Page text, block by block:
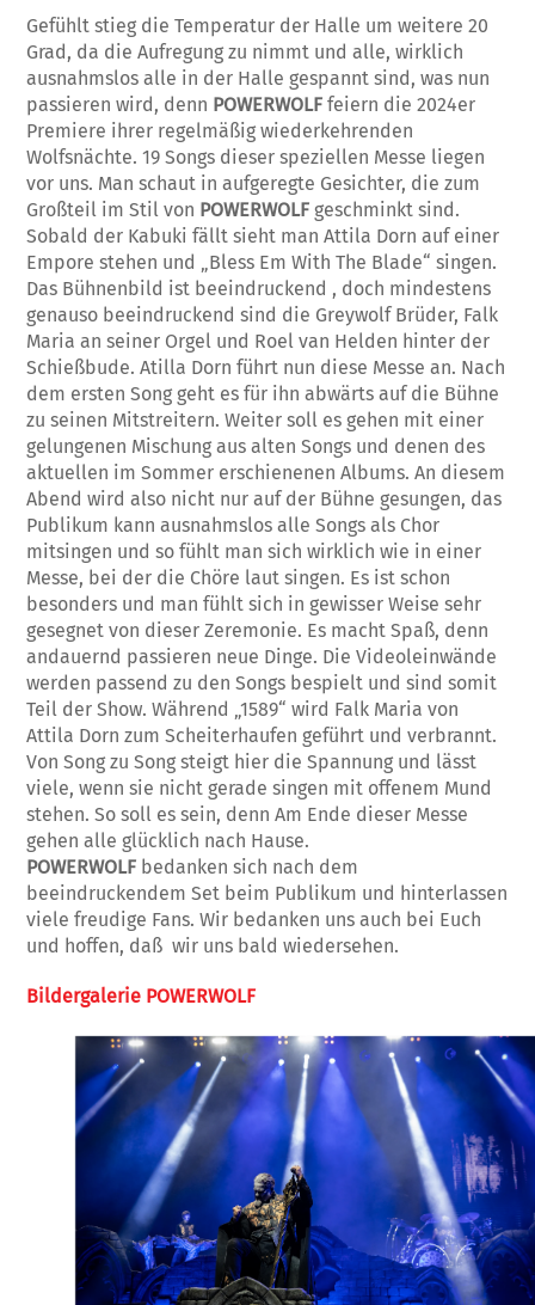
Gefühlt stieg die Temperatur der Halle um weitere 20
Grad, da die Aufregung zu nimmt und alle, wirklich
ausnahmslos alle in der Halle gespannt sind, was nun
passieren wird, denn POWERWOLFfeiern die 2024er
Premiere ihrer regelmäßig wiederkehrenden
Wolfsnächte. 19 Songs dieser speziellen Messe liegen
vor uns. Man schaut in aufgeregte Gesichter, die zum
Großteil im Stil von POWERWOLFgeschminkt sind.
Sobald der Kabuki fällt sieht man Attila Dorn auf einer
Empore stehen und „Bless Em With The Blade“ singen.
Das Bühnenbild ist beeindruckend , doch mindestens
genauso beeindruckend sind die Greywolf Brüder, Falk
Maria an seiner Orgel und Roel van Helden hinter der
Schießbude. Atilla Dorn führt nun diese Messe an. Nach
dem ersten Song geht es für ihn abwärts auf die Bühne
zu seinen Mitstreitern. Weiter soll es gehen mit einer
gelungenen Mischung aus alten Songs und denen des
aktuellen im Sommer erschienenen Albums. An diesem
Abend wird also nicht nur auf der Bühne gesungen, das
Publikum kann ausnahmslos alle Songs als Chor
mitsingen und so fühlt man sich wirklich wie in einer
Messe, bei der die Chöre laut singen. Es ist schon
besonders und man fühlt sich in gewisser Weise sehr
gesegnet von dieser Zeremonie. Es macht Spaß, denn
andauernd passieren neue Dinge. Die Videoleinwände
werden passend zu den Songs bespielt und sind somit
Teil der Show. Während „1589“ wird Falk Maria von
Attila Dorn zum Scheiterhaufen geführt und verbrannt.
Von Song zu Song steigt hier die Spannung und lässt
viele, wenn sie nicht gerade singen mit offenem Mund
stehen. So soll es sein, denn Am Ende dieser Messe
gehen alle glücklich nach Hause.
POWERWOLF bedanken sich nach dem
beeindruckendem Set beim Publikum und hinterlassen
viele freudige Fans. Wir bedanken uns auch bei Euch
und hoffen, daß wir uns bald wiedersehen.
Bildergalerie POWERWOLF